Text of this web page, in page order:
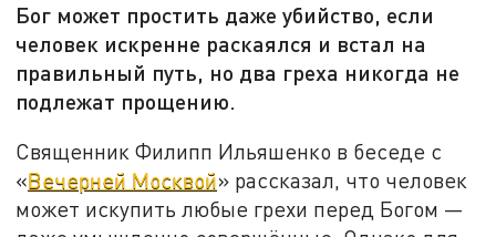
Бог может простить даже убийство, если
человек искренне раскаялся и встал на
правильный путь, но два греха никогда не
подлежат прощению.
Священник Филипп Ильяшенко в беседе с
«Вечерней Москвой» рассказал, что человек
может искупить любые грехи перед Богом —